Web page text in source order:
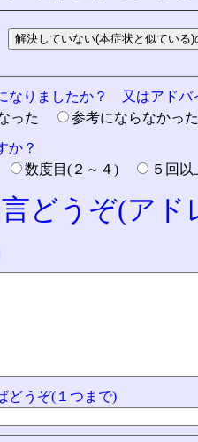
なりましたか？ 又はアドバ
った
参考にならなか
か？
数度目(２～４) ５回
どうぞ(ア
どうぞ(１つまで)